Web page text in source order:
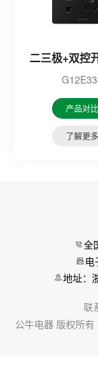
二三极+双控
产品对比
了解更多
全
电
地址：
联
公牛电器 版权所有